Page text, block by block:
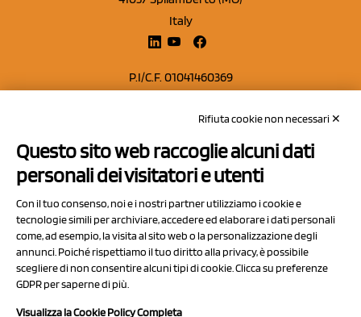
Italy
P.I/C.F. 01041460369
Capitale sociale Euro 50.000,00 i.v.
Contatti
Privacy Policy
Cookie Policy
Chi Siamo
Rifiuta cookie non necessari ✕
Questo sito web raccoglie alcuni dati
personali dei visitatori e utenti
Con il tuo consenso, noi e i nostri partner utilizziamo i cookie e
tecnologie simili per archiviare, accedere ed elaborare i dati personali
come, ad esempio, la visita al sito web o la personalizzazione degli
annunci. Poiché rispettiamo il tuo diritto alla privacy, è possibile
scegliere di non consentire alcuni tipi di cookie. Clicca su preferenze
GDPR per saperne di più.
Visualizza la Cookie Policy Completa